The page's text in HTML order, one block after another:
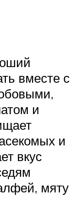
вместе с
и
и
вкус
мяту